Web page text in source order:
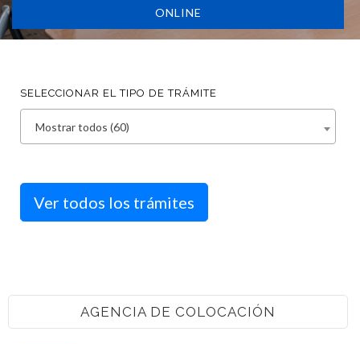
ONLINE
SELECCIONAR EL TIPO DE TRÁMITE
Mostrar todos (60)
Ver todos los trámites
AGENCIA DE COLOCACIÓN